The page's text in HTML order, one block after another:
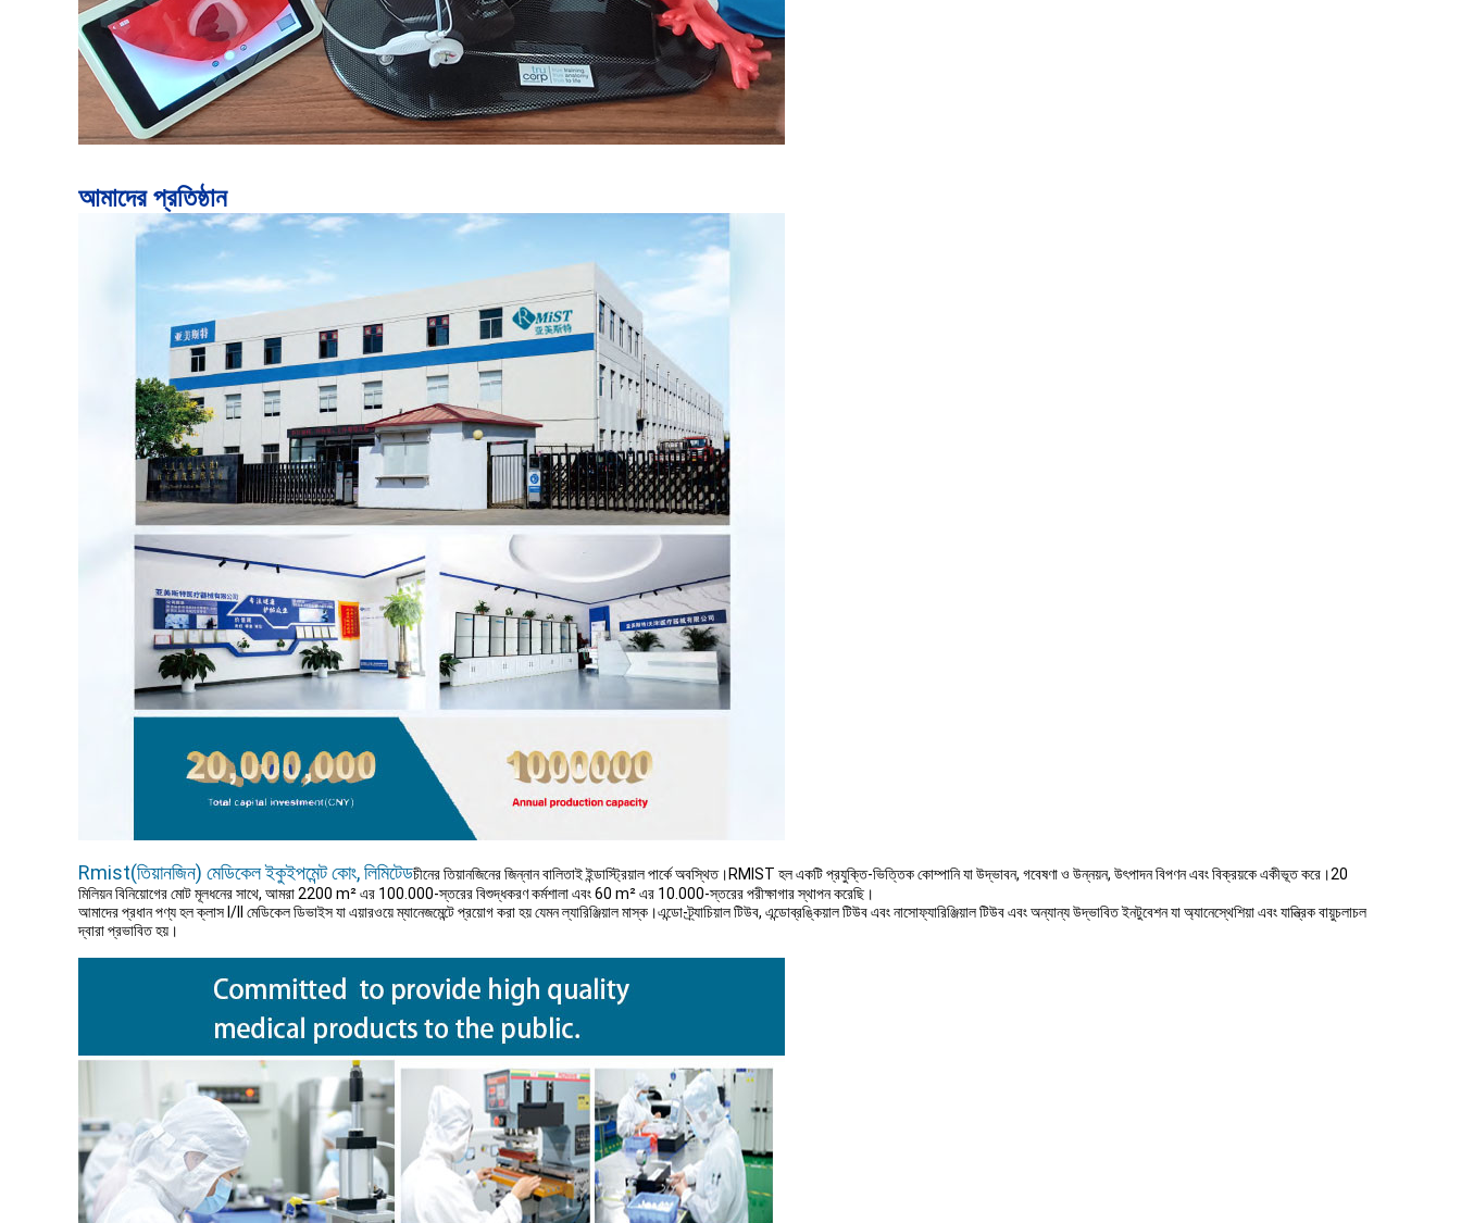
আমাদের প্রতিষ্ঠান
Rmist(তিয়ানজিন) মেডিকেল ইকুইপমেন্ট কোং, লিমিটেডচীনের তিয়ানজিনের জিন্নান বালিতাই ইন্ডাস্ট্রিয়াল পার্কে অবস্থিত।RMIST হল একটি প্রযুক্তি-ভিত্তিক কোম্পানি যা উদ্ভাবন, গবেষণা ও উন্নয়ন, উৎপাদন বিপণন এবং বিক্রয়কে একীভূত করে।20
মিলিয়ন বিনিয়োগের মোট মূলধনের সাথে, আমরা 2200 m² এর 100.000-স্তরের বিশুদ্ধকরণ কর্মশালা এবং 60 m² এর 10.000-স্তরের পরীক্ষাগার স্থাপন করেছি।
আমাদের প্রধান পণ্য হল ক্লাস I/ll মেডিকেল ডিভাইস যা এয়ারওয়ে ম্যানেজমেন্টে প্রয়োগ করা হয় যেমন ল্যারিঞ্জিয়াল মাস্ক।এন্ডো-ট্র্যাচিয়াল টিউব, এন্ডোব্রঙ্কিয়াল টিউব এবং নাসোফ্যারিঞ্জিয়াল টিউব এবং অন্যান্য উদ্ভাবিত ইনটুবেশন যা অ্যানেস্থেশিয়া এবং যান্ত্রিক বায়ুচলাচল
দ্বারা প্রভাবিত হয়।